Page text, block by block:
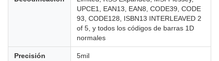
UPCE1, EAN13, EAN8, CODE39, CODE
93, CODE128, ISBN13 INTERLEAVED 2
of 5, y todos los códigos de barras 1D
normales
Precisión 5mil